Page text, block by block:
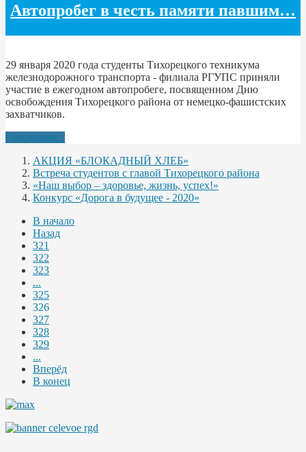
Автопробег в честь памяти павшим…
29 января 2020 года студенты Тихорецкого техникума
железнодорожного транспорта - филиала РГУПС приняли
участие в ежегодном автопробеге, посвященном Дню
освобождения Тихорецкого района от немецко-фашистских
захватчиков.
Подробнее...
АКЦИЯ «БЛОКАДНЫЙ ХЛЕБ»
Встреча студентов с главой Тихорецкого района
«Наш выбор – здоровье, жизнь, успех!»
Конкурс «Дорога в будущее - 2020»
В начало
Назад
321
322
323
...
325
326
327
328
329
...
Вперёд
В конец